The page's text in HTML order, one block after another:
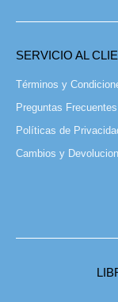
SERVICIO AL
Términos y
Preguntas Frecuentes
Políticas de
Cambios y